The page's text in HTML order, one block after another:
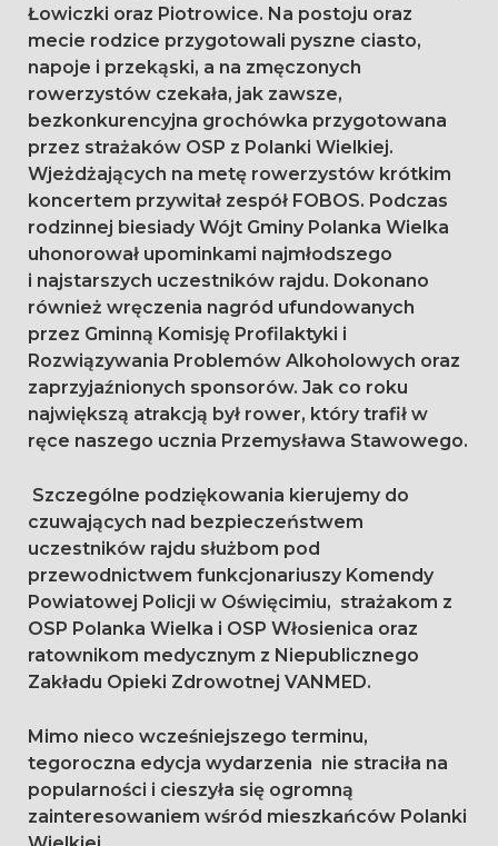
Łowiczki oraz Piotrowice. Na postoju oraz
mecie rodzice przygotowali pyszne ciasto,
napoje i przekąski, a na zmęczonych
rowerzystów czekała, jak zawsze,
bezkonkurencyjna grochówka przygotowana
przez strażaków OSP z Polanki Wielkiej.
Wjeżdżających na metę rowerzystów krótkim
koncertem przywitał zespół FOBOS. Podczas
rodzinnej biesiady Wójt Gminy Polanka Wielka
uhonorował upominkami najmłodszego
i najstarszych uczestników rajdu. Dokonano
również wręczenia nagród ufundowanych
przez Gminną Komisję Profilaktyki i
Rozwiązywania Problemów Alkoholowych oraz
zaprzyjaźnionych sponsorów. Jak co roku
największą atrakcją był rower, który trafił w
ręce naszego ucznia Przemysława Stawowego.
Szczególne podziękowania kierujemy do
czuwających nad bezpieczeństwem
uczestników rajdu służbom pod
przewodnictwem funkcjonariuszy Komendy
Powiatowej Policji w Oświęcimiu, strażakom z
OSP Polanka Wielka i OSP Włosienica oraz
ratownikom medycznym z Niepublicznego
Zakładu Opieki Zdrowotnej VANMED.
Mimo nieco wcześniejszego terminu,
tegoroczna edycja wydarzenia nie straciła na
popularności i cieszyła się ogromną
zainteresowaniem wśród mieszkańców Polanki